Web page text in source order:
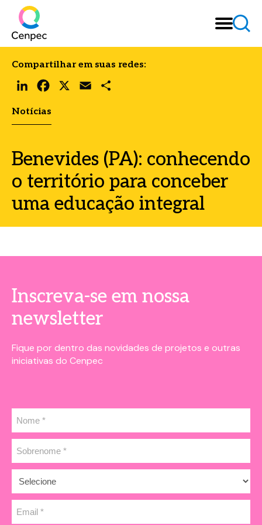
Notícias
Benevides (PA): conhecendo
o território para conceber
uma educação integral
Compartilhar em suas redes:
LinkedInFacebook
Inscreva-se em nossa
newsletter
Fique por dentro das novidades de projetos e outras
iniciativas do Cenpec